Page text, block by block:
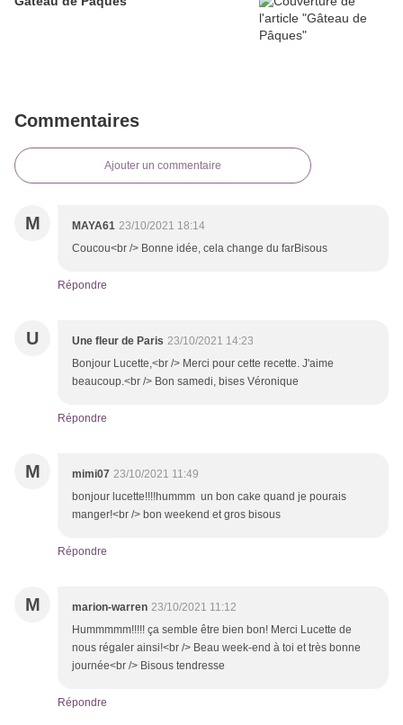
Commentaires
Ajouter un commentaire
M MAYA61 23/10/2021 18:14
Coucou<br /> Bonne idée, cela change du farBisous
Répondre
U Une fleur de Paris 23/10/2021 14:23
Bonjour Lucette,<br /> Merci pour cette recette. J'aime
beaucoup.<br /> Bon samedi, bises Véronique
Répondre
M mimi07 23/10/2021 11:49
bonjour lucette!!!!hummm un bon cake quand je pourais
manger!<br /> bon weekend et gros bisous
Répondre
M marion-warren 23/10/2021 11:12
Hummmmm!!!!! ça semble être bien bon! Merci Lucette de
nous régaler ainsi!<br /> Beau week-end à toi et très bonne
journée<br /> Bisous tendresse
Répondre